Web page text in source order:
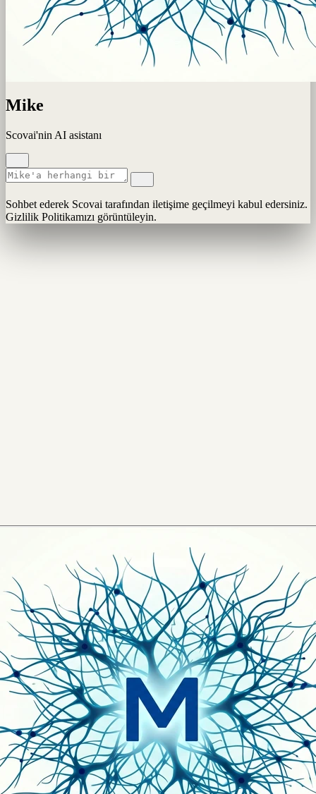
Mike
Scovai'nin AI asistanı
Sohbet ederek Scovai tarafından iletişime geçilmeyi kabul edersiniz.
Gizlilik Politikamızı görüntüleyin.